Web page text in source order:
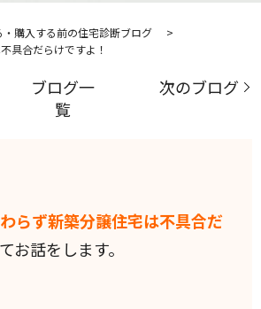
購入する前の住宅診断ブログ
具合だらけですよ！
ブログ一
覧
次のブログ
らず新築分譲住宅は不具合だ
お話をします。